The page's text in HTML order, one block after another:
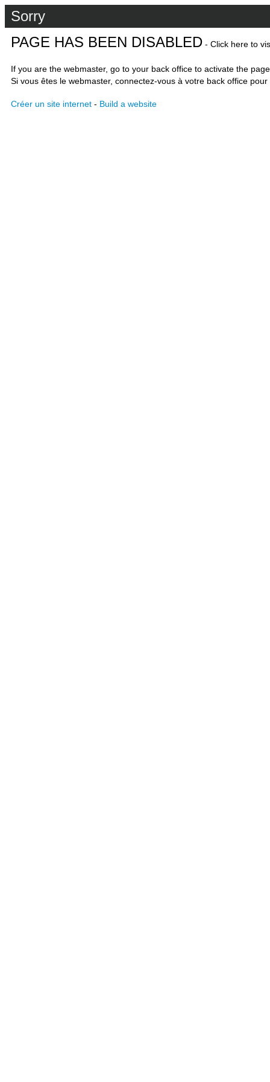
Sorry
PAGE HAS BEEN DISABLED - Click here to
If you are the webmaster, go to your back office to activate the
Si vous êtes le webmaster, connectez-vous à votre back office
Créer un site internet - Build a website